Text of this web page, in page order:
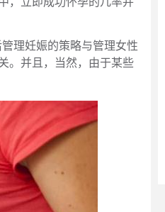
理妊娠的策略与管理女性
。并且，当然，由于某些